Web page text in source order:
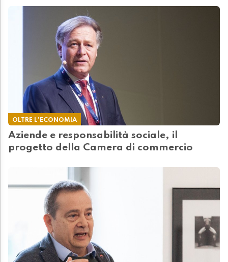
OLTRE L'ECONOMIA
Aziende e responsabilità sociale, il
progetto della Camera di commercio